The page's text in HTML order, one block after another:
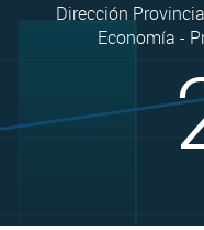
Dirección
Economía -